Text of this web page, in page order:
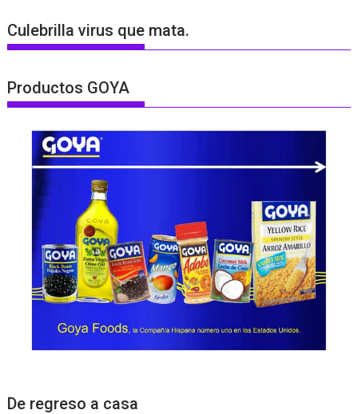
Culebrilla virus que mata.
Productos GOYA
De regreso a casa